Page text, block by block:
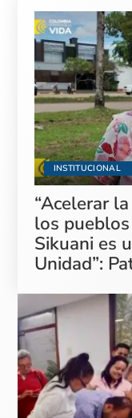
INSTITUCIONAL
“Acelerar
los
Sikuani es
Unidad”: